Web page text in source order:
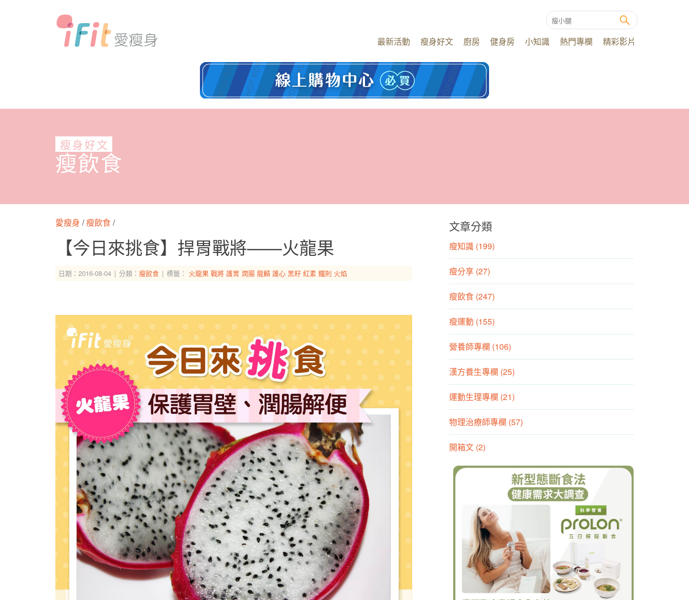
最新活動 瘦身好文 廚房 健身房 小知識 熱門專欄 精彩影片
瘦身好文
瘦飲食
愛瘦身 /瘦飲食/
【今日來挑食】捍胃戰將——火龍果
日期：2016-08-04 分類： 瘦飲食 標籤： 火龍果 戰將 護胃 潤腸 龍麟 護心 黑籽 紅素 鐵則 火焰
文章分類
瘦知識 (199)
瘦分享 (27)
瘦飲食 (247)
瘦運動 (155)
營養師專欄 (106)
漢方養生專欄 (25)
運動生理專欄 (21)
物理治療師專欄 (57)
開箱文 (2)